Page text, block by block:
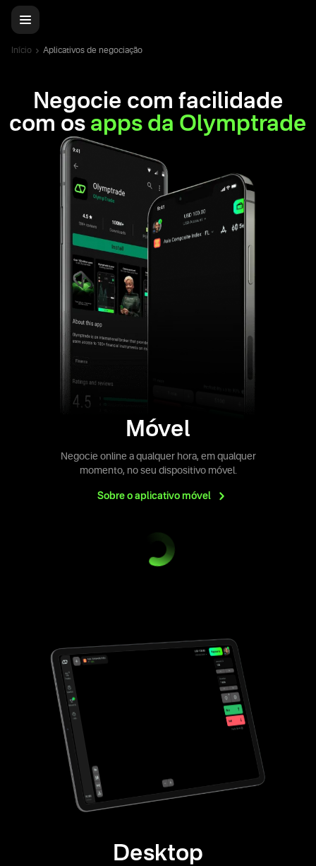
Início Aplicativos de negociação
Negocie com facilidade
com os apps da Olymptrade
Móvel
Negocie online a qualquer hora, em qualquer
momento, no seu dispositivo móvel.
Sobre o aplicativo móvel
Desktop